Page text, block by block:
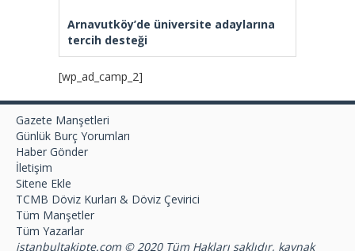
Arnavutköy’de üniversite adaylarına
tercih desteği
[wp_ad_camp_2]
Gazete Manşetleri
Günlük Burç Yorumları
Haber Gönder
İletişim
Sitene Ekle
TCMB Döviz Kurları & Döviz Çevirici
Tüm Manşetler
Tüm Yazarlar
istanbultakipte.com © 2020 Tüm Hakları saklıdır, kaynak